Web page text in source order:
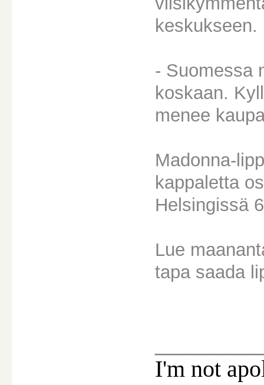
keskukseen.
- Suomessa
koskaan.
menee
Madonna-
kappaletta
Helsingissä
Lue
tapa saada
I'm not